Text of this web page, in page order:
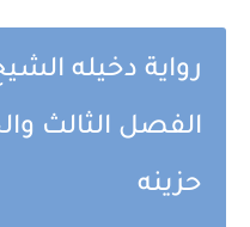
رواية دخيله
الفصل الثالث
حزينه